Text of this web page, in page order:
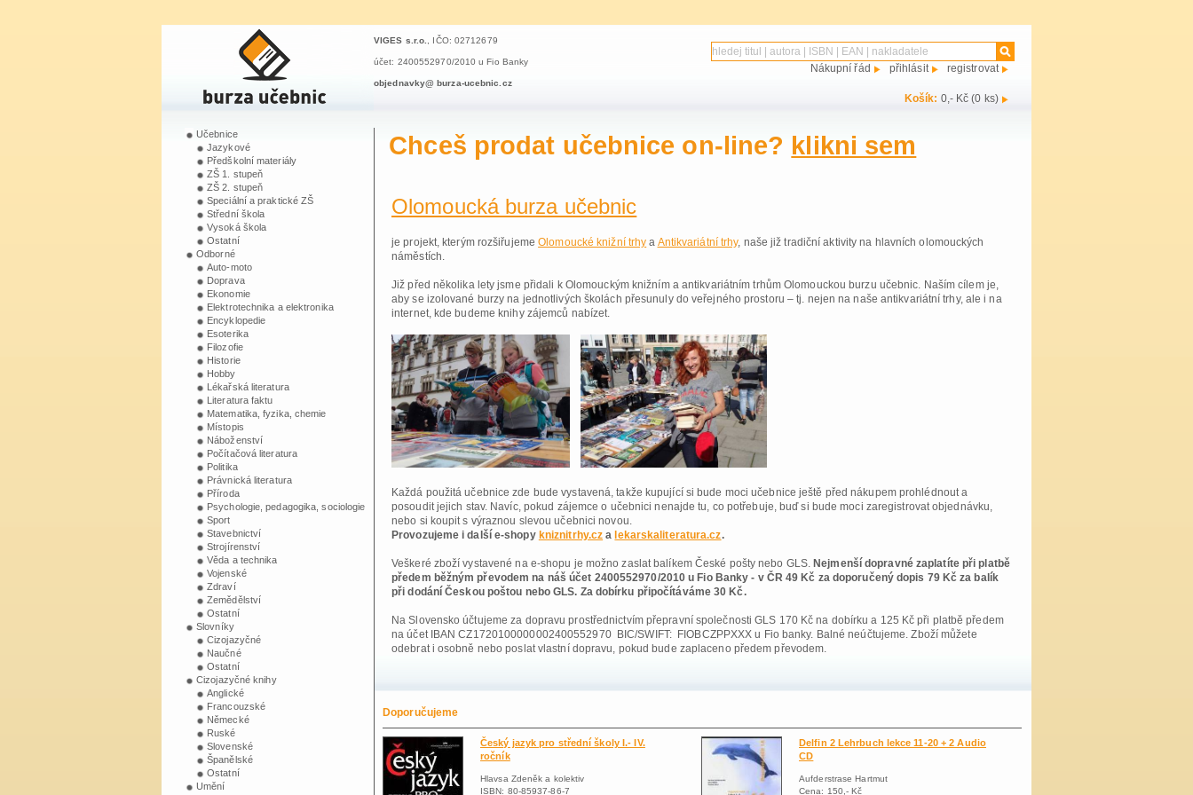
VIGES s.r.o. IČO: 02712679
účet: 2400552970/2010 u Fio Banky
objednavky@ burza-ucebnic.cz
Nákupní řád přihlásit registrovat
Košík: 0,- Kč (0 ks)
Chceš prodat učebnice on-line? klikni sem
Olomoucká burza učebnic
je projekt, kterým rozšiřujemeOlomoucké knižní trhy a Antikvariátní trhy, naše již tradiční aktivity na hlavních olomouckých
náměstích.
Již před několika lety jsme přidali k Olomouckým knižním a antikvariátním trhům Olomouckou burzu učebnic. Naším cílem je,
aby se izolované burzy na jednotlivých školách přesunuly do veřejného prostoru – tj. nejen na naše antikvariátní trhy, ale i na
internet, kde budeme knihy zájemců nabízet.
Každá použitá učebnice zde bude vystavená, takže kupující si bude moci učebnice ještě před nákupem prohlédnout a
posoudit jejich stav. Navíc, pokud zájemce o učebnici nenajde tu, co potřebuje, buď si bude moci zaregistrovat objednávku,
nebo si koupit s výraznou slevou učebnici novou.
Provozujeme i další e-shopy kniznitrhy.cz alekarskaliteratura.cz.
Veškeré zboží vystavené na e-shopu je možno zaslat balíkem České pošty nebo GLS.Nejmenší dopravné zaplatíte při platbě
předem běžným převodem na náš účet 2400552970/2010 u Fio Banky - v ČR 49 Kč za doporučený dopis 79 Kč za balík
při dodáníČeskou poštou nebo GLS. Za dobírku připočítáváme 30 Kč.
Na Slovensko účtujeme za dopravu prostřednictvím přepravní společnosti GLS 170 Kč na dobírku a 125 Kč při platbě předem
na účet IBAN CZ1720100000002400552970 BIC/SWIFT: FIOBCZPPXXX u Fio banky. Balné neúčtujeme. Zboží můžete
odebrat i osobně nebo poslat vlastní dopravu, pokud bude zaplaceno předem převodem.
Doporučujeme
Doporučujeme
Český jazyk pro střední školy I.- IV.
ročník
Hlavsa Zdeněk a kolektiv
ISBN: 80-85937-86-7
Delfin 2 Lehrbuch lekce 11-20 + 2 Audio
CD
Aufderstrase Hartmut
Cena: 150,- Kč
Učebnice
Jazykové
Předškolní materiály
ZŠ 1. stupeň
ZŠ 2. stupeň
Speciální a praktické ZŠ
Střední škola
Vysoká škola
Ostatní
Odborné
Auto-moto
Doprava
Ekonomie
Elektrotechnika a elektronika
Encyklopedie
Esoterika
Filozofie
Historie
Hobby
Lékařská literatura
Literatura faktu
Matematika, fyzika, chemie
Místopis
Náboženství
Počítačová literatura
Politika
Právnická literatura
Příroda
Psychologie, pedagogika, sociologie
Sport
Stavebnictví
Strojírenství
Věda a technika
Vojenské
Zdraví
Zemědělství
Ostatní
Slovníky
Cizojazyčné
Naučné
Ostatní
Cizojazyčné knihy
Anglické
Francouzské
Německé
Ruské
Slovenské
Španělské
Ostatní
Umění